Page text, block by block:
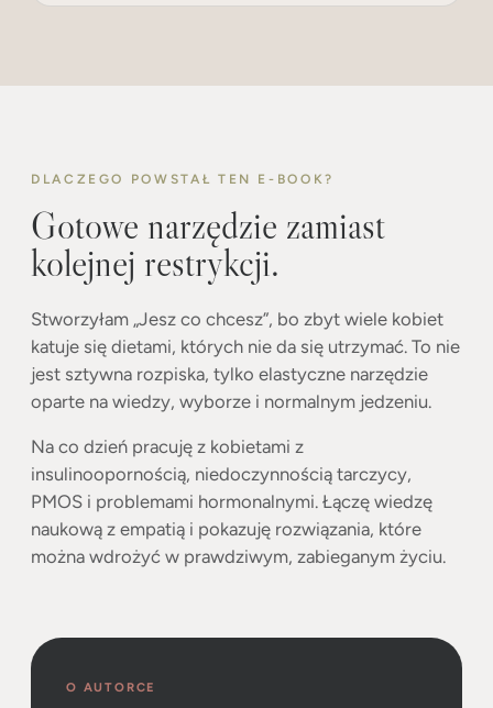
DLACZEGO POWSTAŁ TEN E-BOOK?
Gotowe narzędzie zamiast
kolejnej restrykcji.
Stworzyłam „Jesz co chcesz”, bo zbyt wiele kobiet
katuje się dietami, których nie da się utrzymać. To nie
jest sztywna rozpiska, tylko elastyczne narzędzie
oparte na wiedzy, wyborze i normalnym jedzeniu.
Na co dzień pracuję z kobietami z
insulinoopornością, niedoczynnością tarczycy,
PMOS i problemami hormonalnymi. Łączę wiedzę
naukową z empatią i pokazuję rozwiązania, które
można wdrożyć w prawdziwym, zabieganym życiu.
O AUTORCE